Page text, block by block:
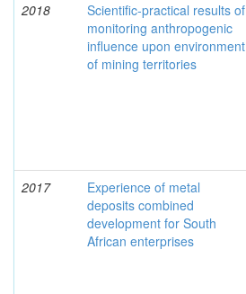
2018
Scientific-practical results of
monitoring anthropogenic
influence upon environment
of mining territories
2017
Experience of metal
deposits combined
development for South
African enterprises